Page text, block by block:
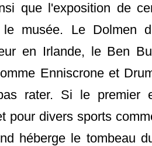
que l'exposition de
le musée. Le Dolmen
en Irlande, le Ben
Enniscrone et
rater. Si le premier
pour divers sports
héberge le tombeau